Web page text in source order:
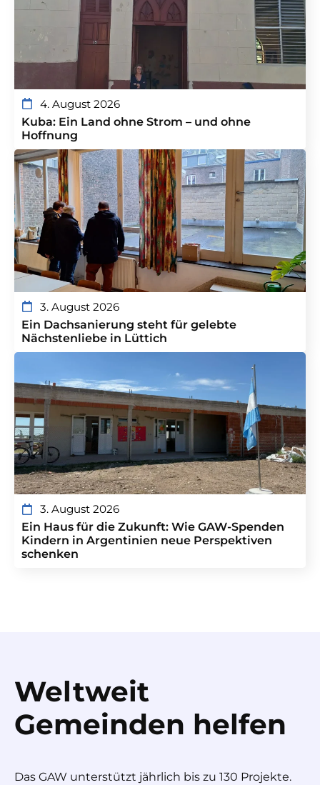
4. August 2026
Kuba: Ein Land ohne Strom – und ohne
Hoffnung
3. August 2026
Ein Dachsanierung steht für gelebte
Nächstenliebe in Lüttich
3. August 2026
Ein Haus für die Zukunft: Wie GAW-Spenden
Kindern in Argentinien neue Perspektiven
schenken
Weltweit
Gemeinden helfen
Das GAW unterstützt jährlich bis zu 130 Projekte.